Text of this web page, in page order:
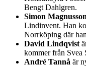
Bengt Dahlgren.
Simon Magnusson
Lindinvent. Han
Norrköping där
David Lindqvist
kommer från Svea
André Tannå är